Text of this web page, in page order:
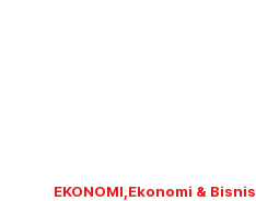
EKONOMI Ekonomi & Bisnis